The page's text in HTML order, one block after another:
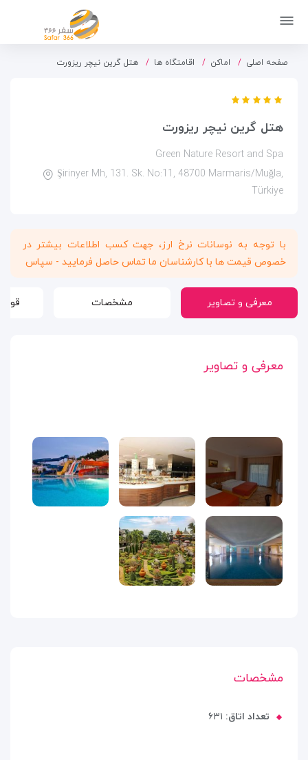
صفحه اصلی اماکن اقامتگاه ها هتل گرین نیچر ریزورت
هتل گرین نیچر ریزورت
Green Nature Resort and Spa
Şirinyer Mh, 131. Sk. No:11, 48700 Marmaris/Muğla,
Türkiye
با توجه به نوسانات نرخ ارز، جهت کسب اطلاعات بیشتر در
خصوص قیمت ها با کارشناسان ما تماس حاصل فرمایید - سپاس
معرفی و تصاویر مشخصات
معرفی و تصاویر
مشخصات
تعداد اتاق: ۶۳۱